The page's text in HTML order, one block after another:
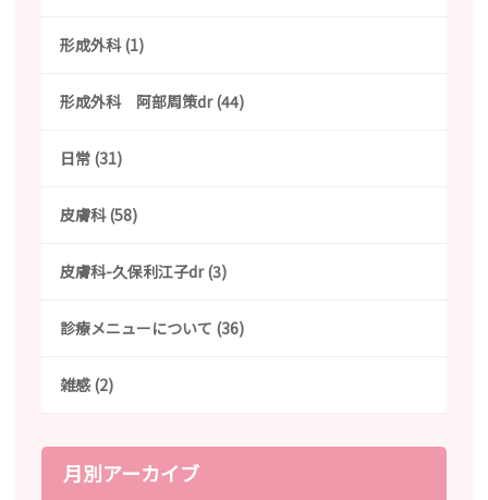
形成外科 (1)
形成外科 阿部周策dr (44)
日常 (31)
皮膚科 (58)
皮膚科-久保利江子dr (3)
診療メニューについて (36)
雑感 (2)
月別アーカイブ